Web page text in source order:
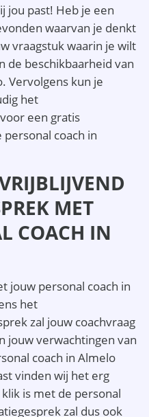
jou past! Heb je een
waarvan je denkt
vraagstuk waarin je wilt
de beschikbaarheid van
Vervolgens kun je
het
een gratis
coach in
MET
COACH IN
jouw personal coach in
het
zal jouw coachvraag
jouw verwachtingen van
coach in Almelo
vinden wij het erg
is met de personal
zal dus ook